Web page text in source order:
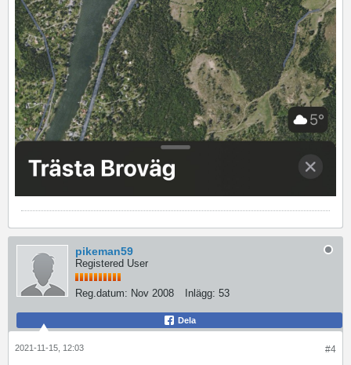
pikeman59
Registered User
Reg.datum: Nov 2008 Inlägg: 53
Dela
#4
2021-11-15, 12:03